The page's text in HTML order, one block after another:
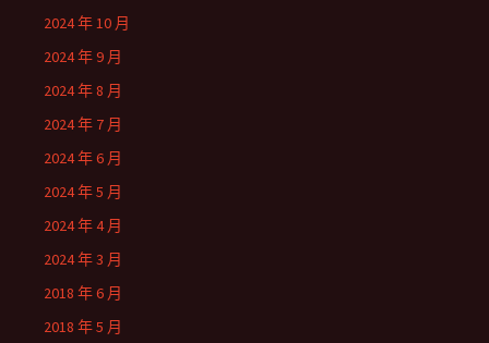
2024 年 10 月
2024 年 9 月
2024 年 8 月
2024 年 7 月
2024 年 6 月
2024 年 5 月
2024 年 4 月
2024 年 3 月
2018 年 6 月
2018 年 5 月